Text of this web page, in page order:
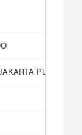
PUSAT